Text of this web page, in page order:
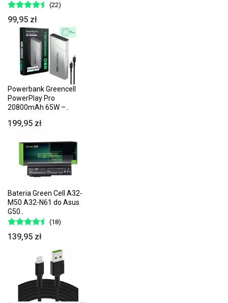
(22)
99,95 zł
Powerbank Greencell
PowerPlay Pro
20800mAh 65W –..
199,95 zł
Bateria Green Cell A32-
M50 A32-N61 do Asus
G50..
(18)
139,95 zł